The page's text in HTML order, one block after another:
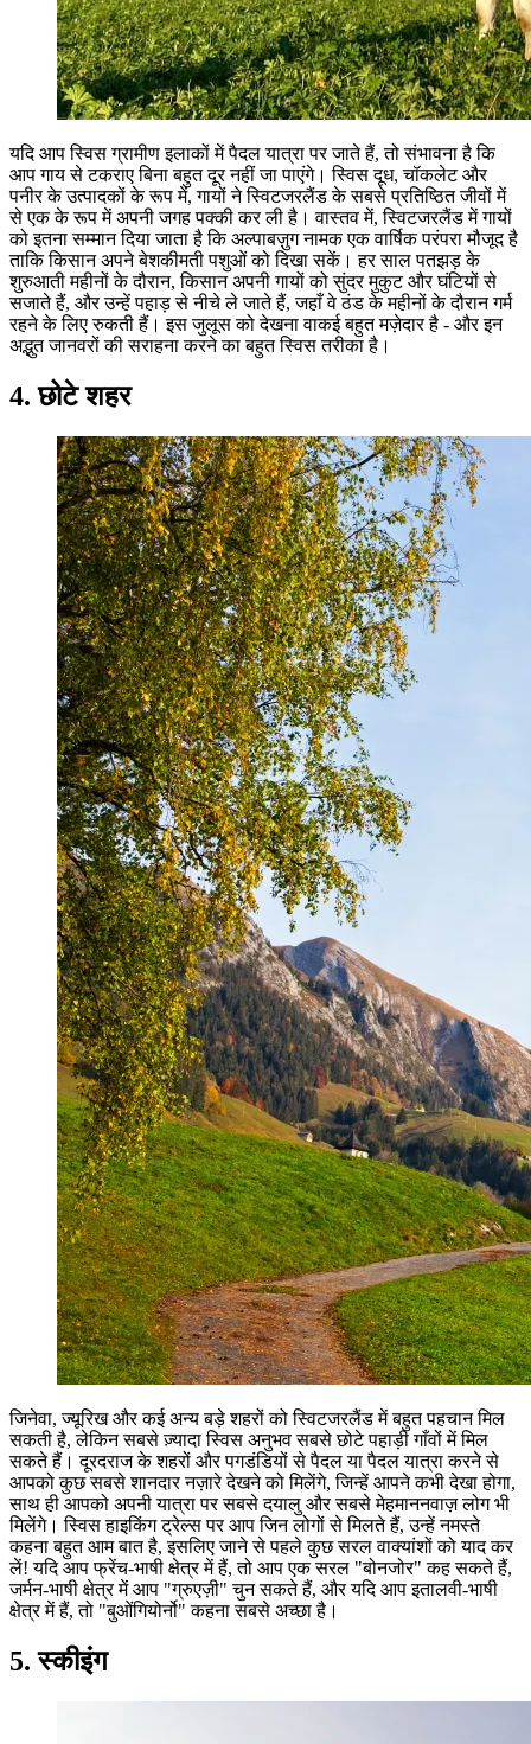
यदि आप स्विस ग्रामीण इलाकों में पैदल यात्रा पर जाते हैं, तो संभावना है कि
आप गाय से टकराए बिना बहुत दूर नहीं जा पाएंगे। स्विस दूध, चॉकलेट और
पनीर के उत्पादकों के रूप में, गायों ने स्विटजरलैंड के सबसे प्रतिष्ठित जीवों में
से एक के रूप में अपनी जगह पक्की कर ली है। वास्तव में, स्विटजरलैंड में गायों
को इतना सम्मान दिया जाता है कि अल्पाबज़ुग नामक एक वार्षिक परंपरा मौजूद है
ताकि किसान अपने बेशकीमती पशुओं को दिखा सकें। हर साल पतझड़ के
शुरुआती महीनों के दौरान, किसान अपनी गायों को सुंदर मुकुट और घंटियों से
सजाते हैं, और उन्हें पहाड़ से नीचे ले जाते हैं, जहाँ वे ठंड के महीनों के दौरान गर्म
रहने के लिए रुकती हैं। इस जुलूस को देखना वाकई बहुत मज़ेदार है - और इन
अद्भुत जानवरों की सराहना करने का बहुत स्विस तरीका है।
4. छोटे शहर
जिनेवा, ज्यूरिख और कई अन्य बड़े शहरों को स्विटजरलैंड में बहुत पहचान मिल
सकती है, लेकिन सबसे ज़्यादा स्विस अनुभव सबसे छोटे पहाड़ी गाँवों में मिल
सकते हैं। दूरदराज के शहरों और पगडंडियों से पैदल या पैदल यात्रा करने से
आपको कुछ सबसे शानदार नज़ारे देखने को मिलेंगे, जिन्हें आपने कभी देखा होगा,
साथ ही आपको अपनी यात्रा पर सबसे दयालु और सबसे मेहमाननवाज़ लोग भी
मिलेंगे। स्विस हाइकिंग ट्रेल्स पर आप जिन लोगों से मिलते हैं, उन्हें नमस्ते
कहना बहुत आम बात है, इसलिए जाने से पहले कुछ सरल वाक्यांशों को याद कर
लें! यदि आप फ्रेंच-भाषी क्षेत्र में हैं, तो आप एक सरल "बोनजोर" कह सकते हैं,
जर्मन-भाषी क्षेत्र में आप "ग्रुएज़ी" चुन सकते हैं, और यदि आप इतालवी-भाषी
क्षेत्र में हैं, तो "बुओंगियोर्नो" कहना सबसे अच्छा है।
5. स्कीइंग